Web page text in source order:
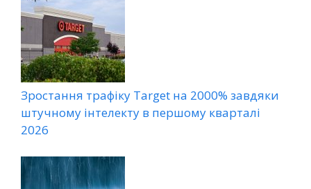
Зростання трафіку Target на 2000% завдяки
штучному інтелекту в першому кварталі
2026